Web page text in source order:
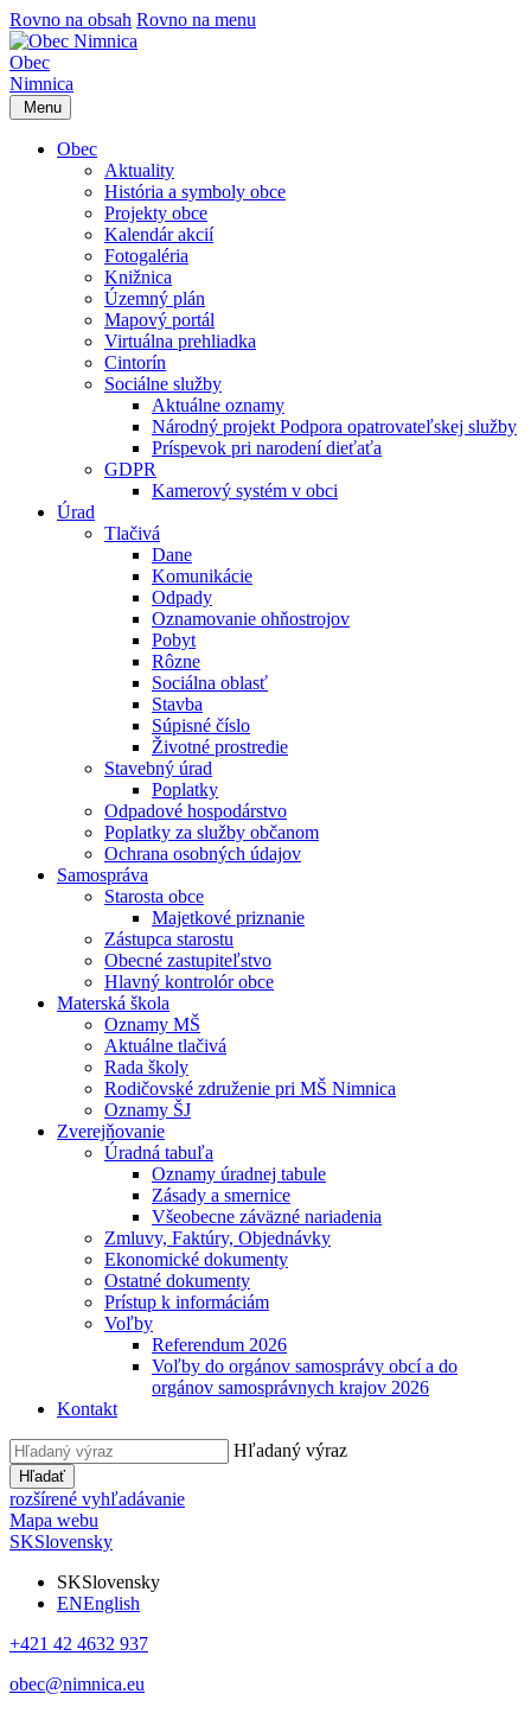
Rovno na obsah Rovno na menu
Obec
Nimnica
Menu
Obec
Aktuality
História a symboly obce
Projekty obce
Kalendár akcií
Fotogaléria
Knižnica
Územný plán
Mapový portál
Virtuálna prehliadka
Cintorín
Sociálne služby
Aktuálne oznamy
Národný projekt Podpora opatrovateľskej služby
Príspevok pri narodení dieťaťa
GDPR
Kamerový systém v obci
Úrad
Tlačivá
Dane
Komunikácie
Odpady
Oznamovanie ohňostrojov
Pobyt
Rôzne
Sociálna oblasť
Stavba
Súpisné číslo
Životné prostredie
Stavebný úrad
Poplatky
Odpadové hospodárstvo
Poplatky za služby občanom
Ochrana osobných údajov
Samospráva
Starosta obce
Majetkové priznanie
Zástupca starostu
Obecné zastupiteľstvo
Hlavný kontrolór obce
Materská škola
Oznamy MŠ
Aktuálne tlačivá
Rada školy
Rodičovské združenie pri MŠ Nimnica
Oznamy ŠJ
Zverejňovanie
Úradná tabuľa
Oznamy úradnej tabule
Zásady a smernice
Všeobecne záväzné nariadenia
Zmluvy, Faktúry, Objednávky
Ekonomické dokumenty
Ostatné dokumenty
Prístup k informáciám
Voľby
Referendum 2026
Voľby do orgánov samosprávy obcí a do
orgánov samosprávnych krajov 2026
Kontakt
Hľadaný výraz
Hľadať
rozšírené vyhľadávanie
Mapa webu
SKSlovensky
SKSlovensky
ENEnglish
+421 42 4632 937
obec@nimnica.eu